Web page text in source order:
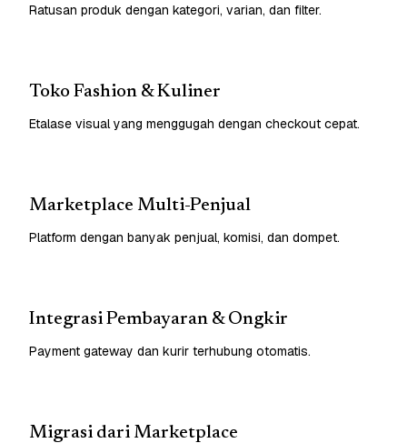
Ratusan produk dengan kategori, varian, dan filter.
Toko Fashion & Kuliner
Etalase visual yang menggugah dengan checkout cepat.
Marketplace Multi-Penjual
Platform dengan banyak penjual, komisi, dan dompet.
Integrasi Pembayaran & Ongkir
Payment gateway dan kurir terhubung otomatis.
Migrasi dari Marketplace